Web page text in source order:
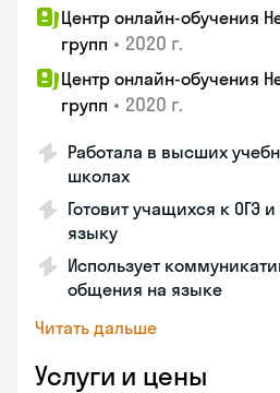
Центр онлайн-обучения
групп • 2020 г.
Центр онлайн-обучения
групп • 2020 г.
Работала в высших
школах
Готовит учащихся к ОГЭ
языку
Использует
общения на языке
Читать дальше
Услуги и цены